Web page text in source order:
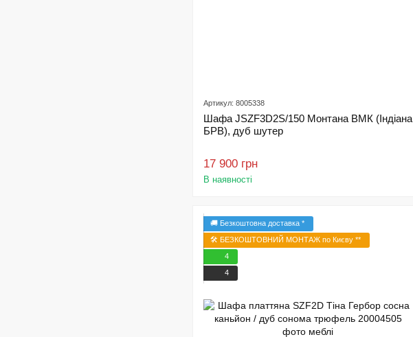
Артикул: 8005338
Шафа JSZF3D2S/150 Монтана ВМК (Індіана
БРВ), дуб шутер
17 900 грн
В наявності
🚚 Безкоштовна доставка *
🛠️ БЕЗКОШТОВНИЙ МОНТАЖ по Києву **
4
4